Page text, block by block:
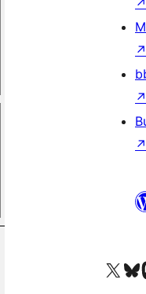
↗
↗
↗
↗
Visita nuestra cuenta de
Visita